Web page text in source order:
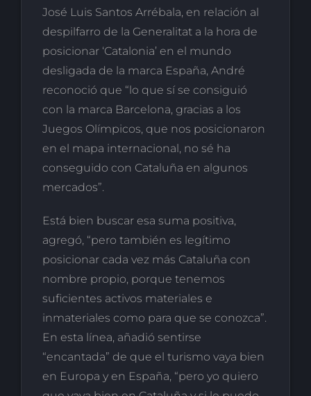
José Luis Santos Arrébala, en relación al
despilfarro de la Generalitat a la hora de
posicionar ‘Catalonia’ en el mundo
desligada de la marca España, André
reconoció que “lo que sí se consiguió
con la marca Barcelona, gracias a los
Juegos Olímpicos, que nos posicionaron
en el mapa internacional, no sé ha
conseguido con Cataluña en algunos
mercados”.
Está bien buscar esa suma positiva,
agregó, “pero también es legítimo
posicionar cada vez más Cataluña con
nombre propio, porque tenemos
suficientes activos materiales e
inmateriales como para que se conozca”.
En esta línea, añadió sentirse
“encantada” de que el turismo vaya bien
en Europa y en España, “pero yo quiero